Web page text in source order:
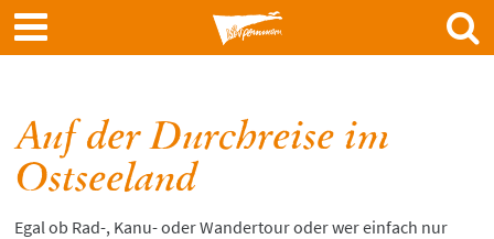
Hauptinhalt
springen
Auf der Durchreise im
Ostseeland
Egal ob Rad-, Kanu- oder Wandertour oder wer einfach nur